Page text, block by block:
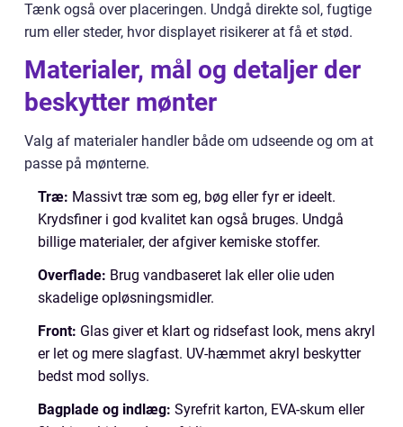
Tænk også over placeringen. Undgå direkte sol, fugtige
rum eller steder, hvor displayet risikerer at få et stød.
Materialer, mål og detaljer der
beskytter mønter
Valg af materialer handler både om udseende og om at
passe på mønterne.
Træ: Massivt træ som eg, bøg eller fyr er ideelt.
Krydsfiner i god kvalitet kan også bruges. Undgå
billige materialer, der afgiver kemiske stoffer.
Overflade: Brug vandbaseret lak eller olie uden
skadelige opløsningsmidler.
Front: Glas giver et klart og ridsefast look, mens akryl
er let og mere slagfast. UV-hæmmet akryl beskytter
bedst mod sollys.
Bagplade og indlæg: Syrefrit karton, EVA-skum eller